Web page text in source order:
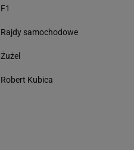
F1
Rajdy samochodowe
Żużel
Robert Kubica